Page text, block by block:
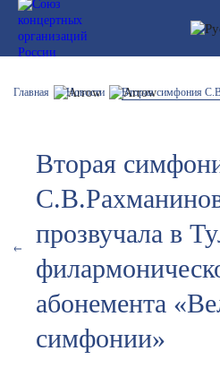
Главная Новости Вторая симфония
Вторая
прозвучала в
абонемента
симфонии»